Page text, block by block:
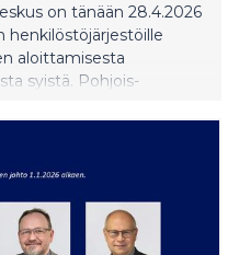
on tänään 28.4.2026
aloittamisesta
syistä. Pohjois-
toimintamenoilla
enintään 14